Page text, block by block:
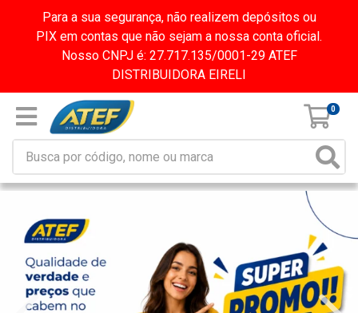
Para a sua segurança, não realizem depósitos ou
PIX em contas que não sejam a nossa conta oficial.
Nosso CNPJ é: 27.717.135/0001-29 ATEF
DISTRIBUIDORA EIRELI
0